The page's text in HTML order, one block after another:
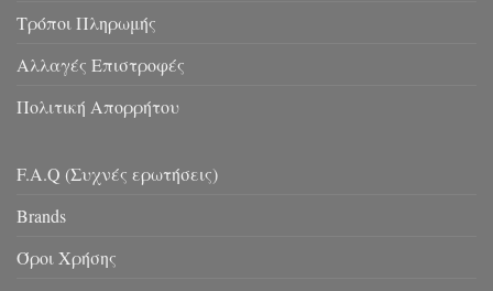
Τρόποι Πληρωμής
Αλλαγές Επιστροφές
Πολιτική Απορρήτου
F.A.Q (Συχνές ερωτήσεις)
Brands
Όροι Χρήσης